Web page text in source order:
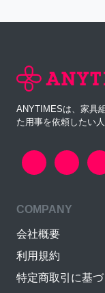
ANYTIMESは、家具
た用事を依頼したい
COMPANY
会社概要
利用規約
特定商取引に基